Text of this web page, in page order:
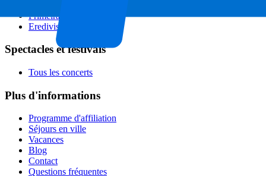
Primeira Liga
Eredivisie
Spectacles et festivals
Tous les concerts
Plus d'informations
Programme d'affiliation
Séjours en ville
Vacances
Blog
Contact
Questions fréquentes